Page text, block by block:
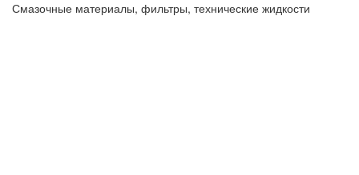
Смазочные материалы, фильтры, технические жидкости